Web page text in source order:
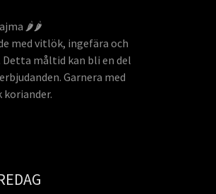
🌶️🌶️
med vitlök, ingefära och
måltid kan bli en del
Garnera med
koriander.